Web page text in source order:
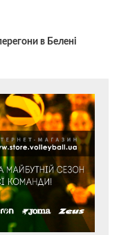
в Белені